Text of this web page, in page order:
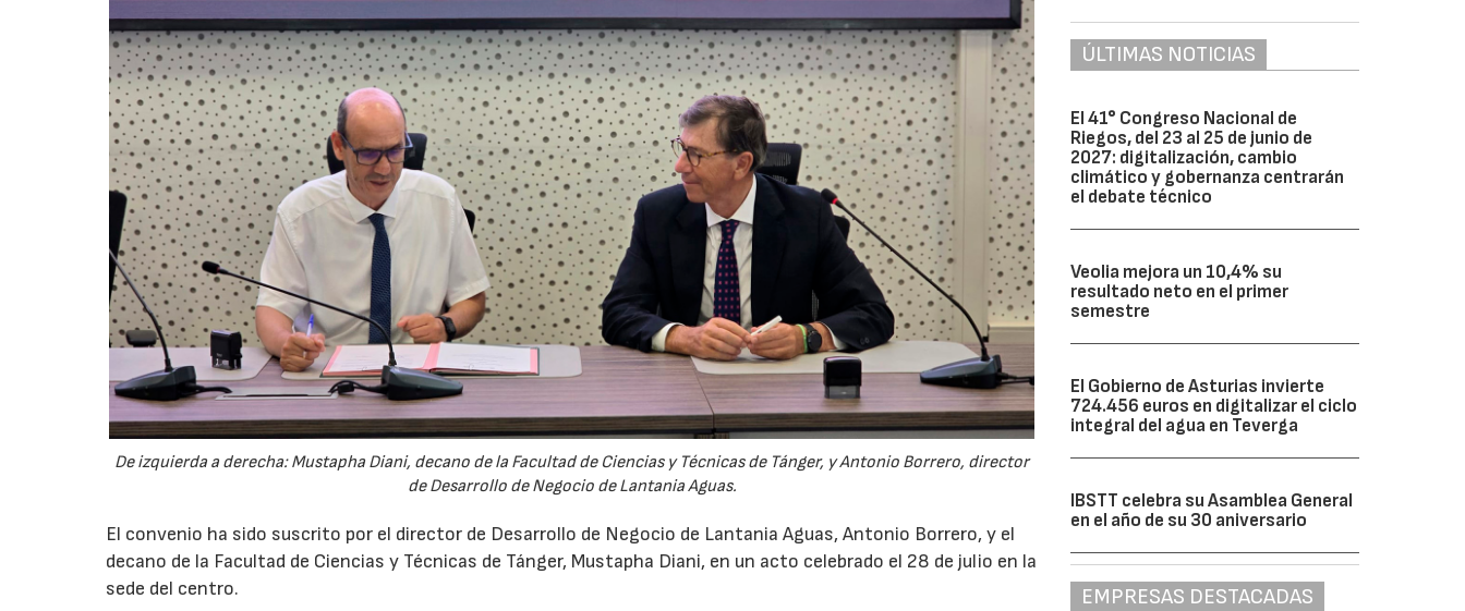
De izquierda a derecha: Mustapha Diani, decano de la Facultad de Ciencias y Técnicas de Tánger, y Antonio Borrero, director
de Desarrollo de Negocio de Lantania Aguas.
El convenio ha sido suscrito por el director de Desarrollo de Negocio de Lantania Aguas, Antonio Borrero, y el
decano de la Facultad de Ciencias y Técnicas de Tánger, Mustapha Diani, en un acto celebrado el 28 de julio en la
sede del centro.
ÚLTIMAS NOTICIAS
El 41° Congreso Nacional de
Riegos, del 23 al 25 de junio de
2027: digitalización, cambio
climático y gobernanza centrarán
el debate técnico
Veolia mejora un 10,4% su
resultado neto en el primer
semestre
El Gobierno de Asturias invierte
724.456 euros en digitalizar el ciclo
integral del agua en Teverga
IBSTT celebra su Asamblea General
en el año de su 30 aniversario
EMPRESAS DESTACADAS